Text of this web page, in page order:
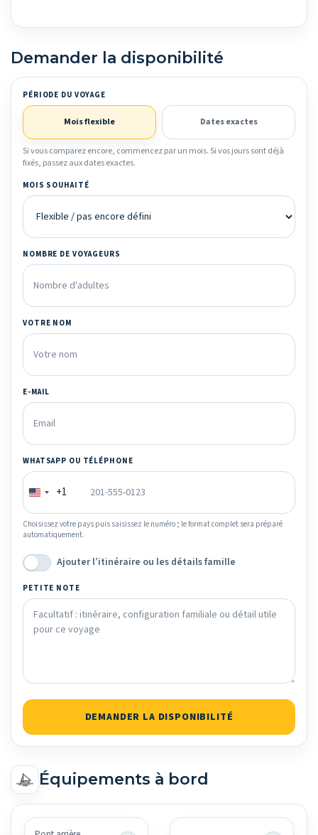
Demander la disponibilité
PÉRIODE DU VOYAGE
Mois flexible Dates exactes
Si vous comparez encore, commencez par un mois. Si vos jours sont déjà
fixés, passez aux dates exactes.
MOIS SOUHAITÉ
NOMBRE DE VOYAGEURS
VOTRE NOM
E-MAIL
WHATSAPP OU TÉLÉPHONE
+1
Choisissez votre pays puis saisissez le numéro ; le format complet sera préparé
automatiquement.
Ajouter l’itinéraire ou les détails famille
PETITE NOTE
DEMANDER LA DISPONIBILITÉ
Équipements à bord